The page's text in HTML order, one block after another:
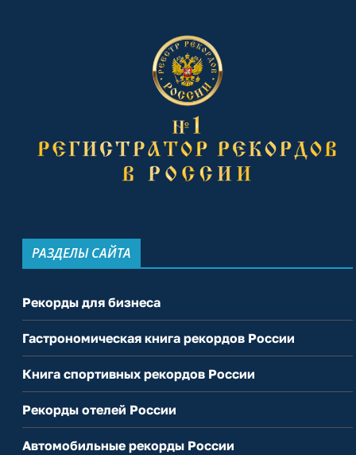
РАЗДЕЛЫ САЙТА
Рекорды для бизнеса
Гастрономическая книга рекордов России
Книга спортивных рекордов России
Рекорды отелей России
Автомобильные рекорды России